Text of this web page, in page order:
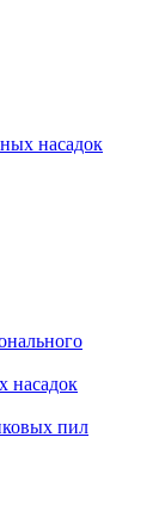
насадок
насадок
пил